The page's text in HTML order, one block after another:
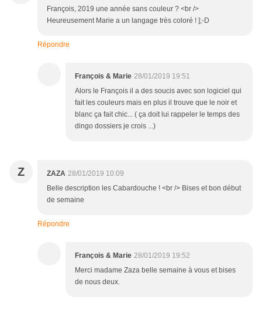
François, 2019 une année sans couleur ? <br />
Heureusement Marie a un langage très coloré ! ];-D
Répondre
François & Marie 28/01/2019 19:51
Alors le François il a des soucis avec son logiciel qui
fait les couleurs mais en plus il trouve que le noir et
blanc ça fait chic... ( ça doit lui rappeler le temps des
dingo dossiers je crois ...)
Z ZAZA 28/01/2019 10:09
Belle description les Cabardouche ! <br /> Bises et bon début
de semaine
Répondre
François & Marie 28/01/2019 19:52
Merci madame Zaza belle semaine à vous et bises
de nous deux.